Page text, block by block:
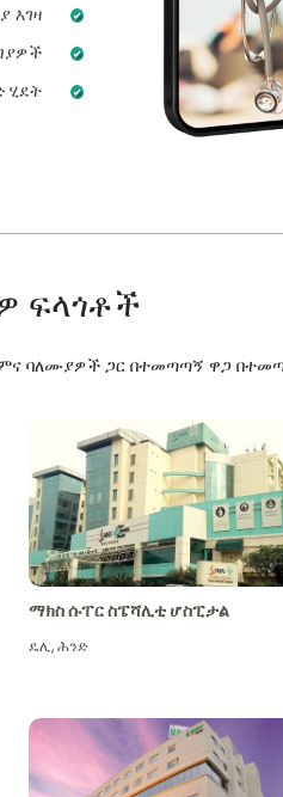
እገዛ
ሂደት
ፍላጎቶች
ባለሙያዎች ጋር በተመጣጣኝ ዋጋ
ማክስ ሱፐር ስፔሻሊቲ ሆስፒታል
ዴሊ,ሕንድ